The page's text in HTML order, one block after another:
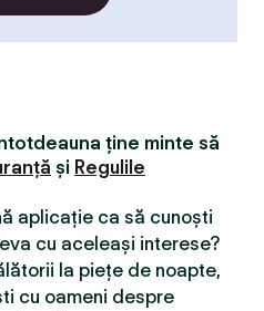
ține minte să
și Regulile
aplicație ca să cunoști
cu aceleași interese?
la piețe de noapte,
cu oameni despre